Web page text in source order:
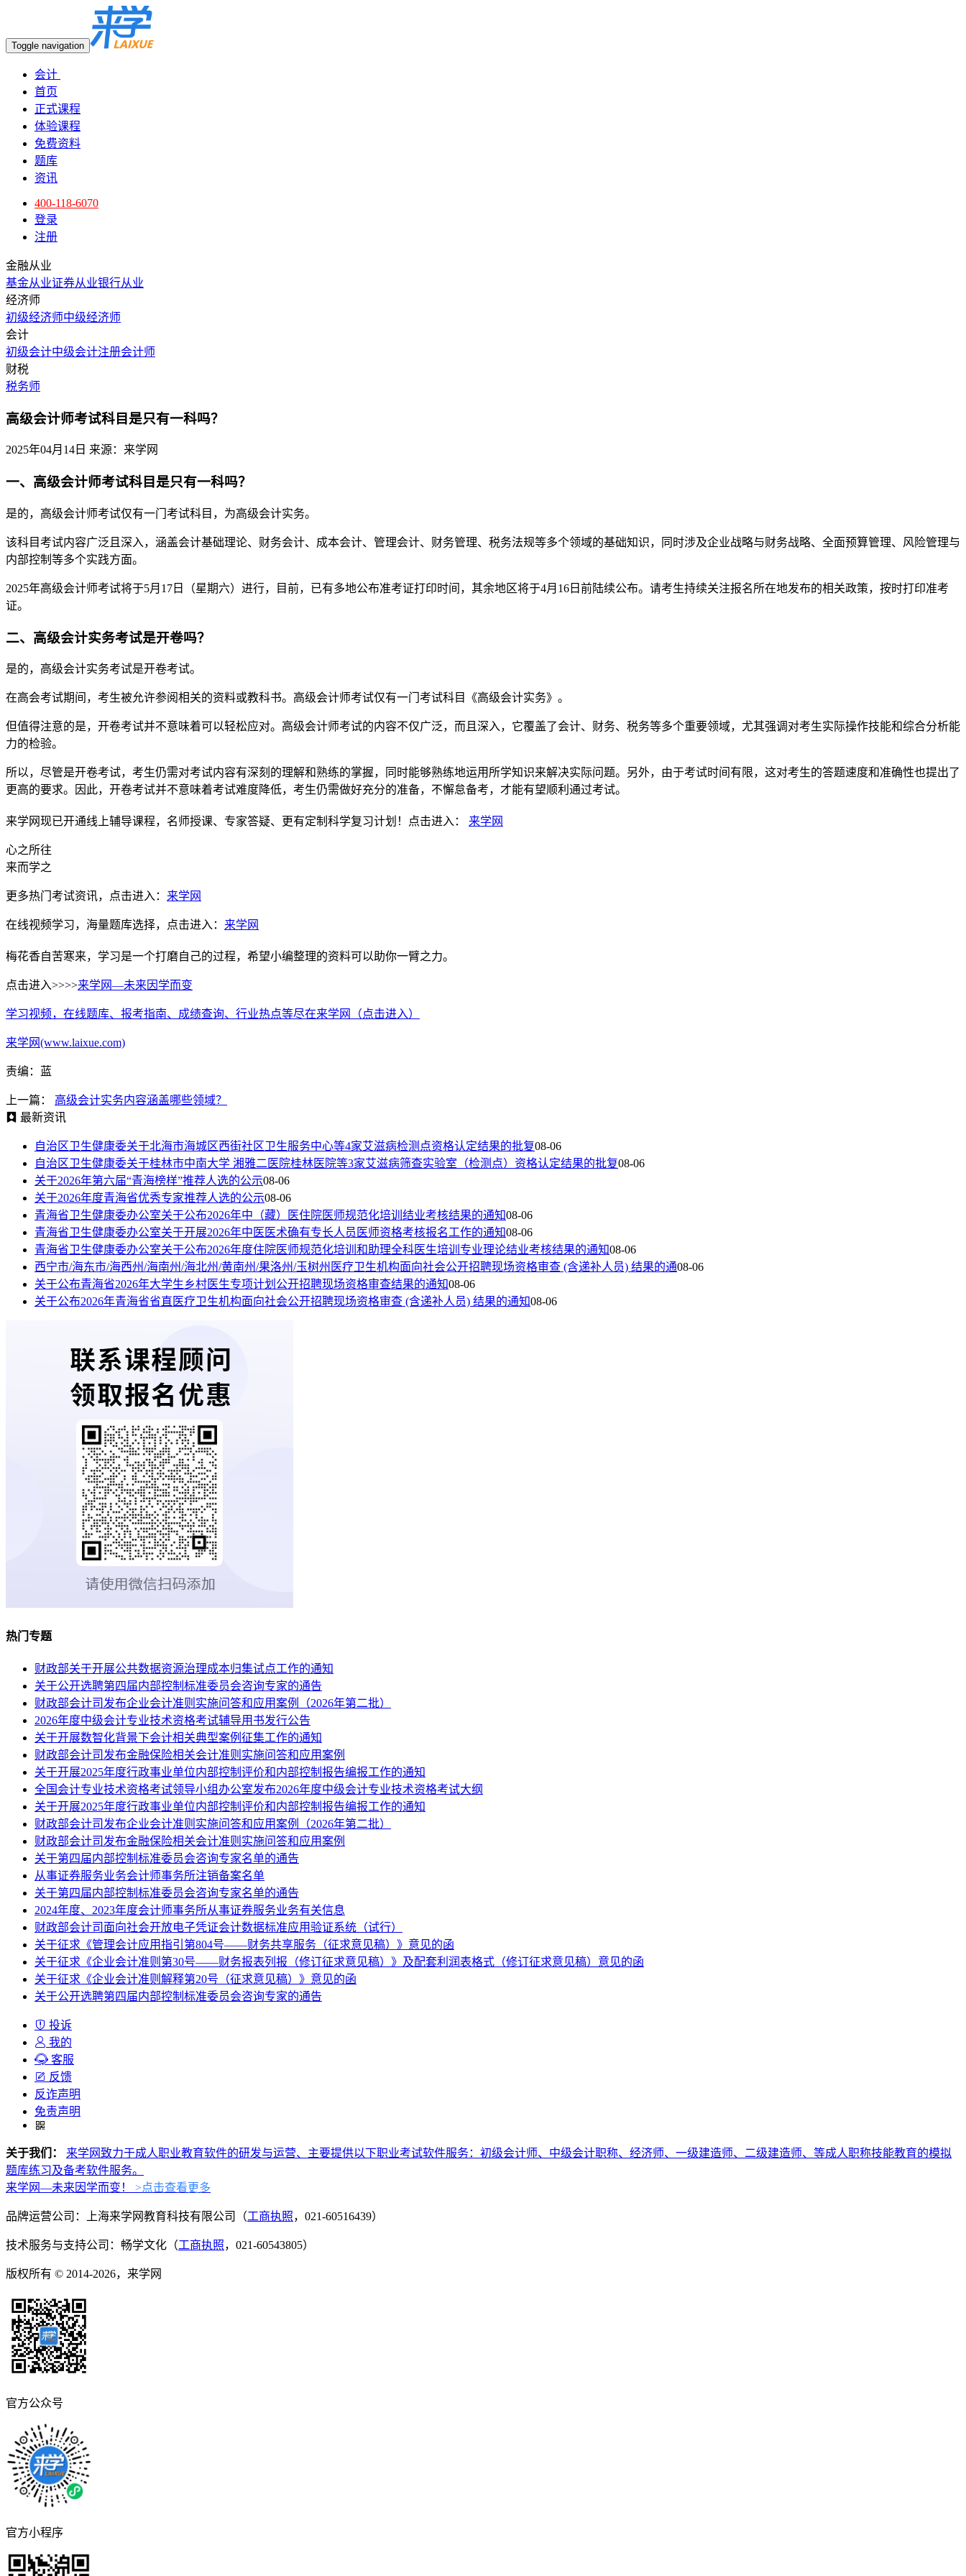
Toggle navigation
会计
首页
正式课程
体验课程
免费资料
题库
资讯
400-118-6070
登录
注册
金融从业
基金从业证券从业银行从业
经济师
初级经济师中级经济师
会计
初级会计中级会计注册会计师
财税
税务师
高级会计师考试科目是只有一科吗？
2025年04月14日 来源：来学网
一、高级会计师考试科目是只有一科吗？
是的，高级会计师考试仅有一门考试科目，为高级会计实务。
该科目考试内容广泛且深入，涵盖会计基础理论、财务会计、成本会计、管理会计、财务管理、税务法规等多个领域的基础知识，同时涉及企业战略与财务战略、全面预算管理、风险管理与
内部控制等多个实践方面。
2025年高级会计师考试将于5月17日（星期六）进行，目前，已有多地公布准考证打印时间，其余地区将于4月16日前陆续公布。请考生持续关注报名所在地发布的相关政策，按时打印准考
证。
二、高级会计实务考试是开卷吗？
是的，高级会计实务考试是开卷考试。
在高会考试期间，考生被允许参阅相关的资料或教科书。高级会计师考试仅有一门考试科目《高级会计实务》。
但值得注意的是，开卷考试并不意味着可以轻松应对。高级会计师考试的内容不仅广泛，而且深入，它覆盖了会计、财务、税务等多个重要领域，尤其强调对考生实际操作技能和综合分析能
力的检验。
所以，尽管是开卷考试，考生仍需对考试内容有深刻的理解和熟练的掌握，同时能够熟练地运用所学知识来解决实际问题。另外，由于考试时间有限，这对考生的答题速度和准确性也提出了
更高的要求。因此，开卷考试并不意味着考试难度降低，考生仍需做好充分的准备，不懈怠备考，才能有望顺利通过考试。
来学网现已开通线上辅导课程，名师授课、专家答疑、更有定制科学复习计划！点击进入： 来学网
心之所往
来而学之
更多热门考试资讯，点击进入： 来学网
在线视频学习，海量题库选择，点击进入： 来学网
梅花香自苦寒来，学习是一个打磨自己的过程，希望小编整理的资料可以助你一臂之力。
点击进入>>>>来学网—未来因学而变
学习视频，在线题库、报考指南、成绩查询、行业热点等尽在来学网（点击进入）
来学网(www.laixue.com)
责编：蓝
上一篇：
高级会计实务内容涵盖哪些领域？
最新资讯
自治区卫生健康委关于北海市海城区西街社区卫生服务中心等4家艾滋病检测点资格认定结果的批复08-06
自治区卫生健康委关于桂林市中南大学 湘雅二医院桂林医院等3家艾滋病筛查实验室（检测点）资格认定结果的批复08-06
关于2026年第六届“青海榜样”推荐人选的公示08-06
关于2026年度青海省优秀专家推荐人选的公示08-06
青海省卫生健康委办公室关于公布2026年中（藏）医住院医师规范化培训结业考核结果的通知08-06
青海省卫生健康委办公室关于开展2026年中医医术确有专长人员医师资格考核报名工作的通知08-06
青海省卫生健康委办公室关于公布2026年度住院医师规范化培训和助理全科医生培训专业理论结业考核结果的通知08-06
西宁市/海东市/海西州/海南州/海北州/黄南州/果洛州/玉树州医疗卫生机构面向社会公开招聘现场资格审查 (含递补人员) 结果的通08-06
关于公布青海省2026年大学生乡村医生专项计划公开招聘现场资格审查结果的通知08-06
关于公布2026年青海省省直医疗卫生机构面向社会公开招聘现场资格审查 (含递补人员) 结果的通知08-06
热门专题
财政部关于开展公共数据资源治理成本归集试点工作的通知
关于公开选聘第四届内部控制标准委员会咨询专家的通告
财政部会计司发布企业会计准则实施问答和应用案例（2026年第二批）
2026年度中级会计专业技术资格考试辅导用书发行公告
关于开展数智化背景下会计相关典型案例征集工作的通知
财政部会计司发布金融保险相关会计准则实施问答和应用案例
关于开展2025年度行政事业单位内部控制评价和内部控制报告编报工作的通知
全国会计专业技术资格考试领导小组办公室发布2026年度中级会计专业技术资格考试大纲
关于开展2025年度行政事业单位内部控制评价和内部控制报告编报工作的通知
财政部会计司发布企业会计准则实施问答和应用案例（2026年第二批）
财政部会计司发布金融保险相关会计准则实施问答和应用案例
关于第四届内部控制标准委员会咨询专家名单的通告
从事证券服务业务会计师事务所注销备案名单
关于第四届内部控制标准委员会咨询专家名单的通告
2024年度、2023年度会计师事务所从事证券服务业务有关信息
财政部会计司面向社会开放电子凭证会计数据标准应用验证系统（试行）
关于征求《管理会计应用指引第804号——财务共享服务（征求意见稿）》意见的函
关于征求《企业会计准则第30号——财务报表列报（修订征求意见稿）》及配套利润表格式（修订征求意见稿）意见的函
关于征求《企业会计准则解释第20号（征求意见稿）》意见的函
关于公开选聘第四届内部控制标准委员会咨询专家的通告
投诉
我的
客服
反馈
反诈声明
免责声明
关于我们：
来学网致力于成人职业教育软件的研发与运营、主要提供以下职业考试软件服务：初级会计师、中级会计职称、经济师、一级建造师、二级建造师、等成人职称技能教育的模拟
题库练习及备考软件服务。
来学网—未来因学而变！
>点击查看更多
品牌运营公司：上海来学网教育科技有限公司（工商执照，021-60516439）
技术服务与支持公司：畅学文化（工商执照，021-60543805）
版权所有 © 2014-2026，来学网
官方公众号
官方小程序